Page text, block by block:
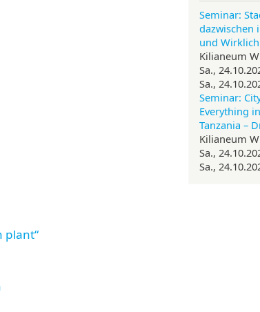
plant“
Seminar:
dazwischen
und
Kilianeum
Sa.,
Sa.,
Seminar:
Everything
Tanzania –
Kilianeum
Sa.,
Sa.,